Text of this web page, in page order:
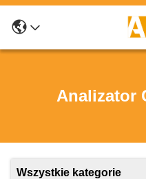
Analizator
Wszystkie kategorie